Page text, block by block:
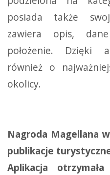
posiada także
zawiera opis,
położenie. Dzięki
również o
okolicy.
Nagroda Magellana
publikacje
Aplikacja